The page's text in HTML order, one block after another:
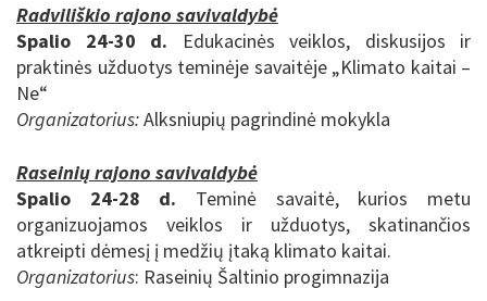
Radviliškio rajono savivaldybė
Spalio 24-30 d. Edukacinės veiklos, diskusijos ir
praktinės užduotys teminėje savaitėje „Klimato kaitai –
Ne“
Organizatorius:Alksniupių pagrindinė mokykla
Raseinių rajono savivaldybė
Spalio 24-28 d. Teminė savaitė, kurios metu
organizuojamos veiklos ir užduotys, skatinančios
atkreipti dėmesį į medžių įtaką klimato kaitai.
Organizatorius: Raseinių Šaltinio progimnazija